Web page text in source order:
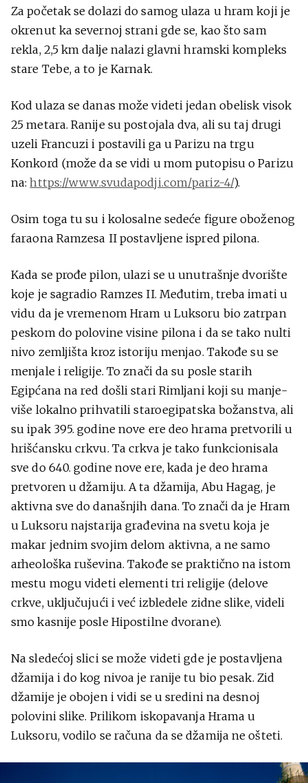
Za početak se dolazi do samog ulaza u hram koji je
okrenut ka severnoj strani gde se, kao što sam
rekla, 2,5 km dalje nalazi glavni hramski kompleks
stare Tebe, a to je Karnak.
Kod ulaza se danas može videti jedan obelisk visok
25 metara. Ranije su postojala dva, ali su taj drugi
uzeli Francuzi i postavili ga u Parizu na trgu
Konkord (može da se vidi u mom putopisu o Parizu
na:https://www.svudapodji.com/pariz-4/).
Osim toga tu su i kolosalne sedeće figure oboženog
faraona Ramzesa II postavljene ispred pilona.
Kada se prođe pilon, ulazi se u unutrašnje dvorište
koje je sagradio Ramzes II. Međutim, treba imati u
vidu da je vremenom Hram u Luksoru bio zatrpan
peskom do polovine visine pilona i da se tako nulti
nivo zemljišta kroz istoriju menjao. Takođe su se
menjale i religije. To znači da su posle starih
Egipćana na red došli stari Rimljani koji su manje-
više lokalno prihvatili staroegipatska božanstva, ali
su ipak 395. godine nove ere deo hrama pretvorili u
hrišćansku crkvu. Ta crkva je tako funkcionisala
sve do 640. godine nove ere, kada je deo hrama
pretvoren u džamiju. A ta džamija, Abu Hagag, je
aktivna sve do današnjih dana. To znači da je Hram
u Luksoru najstarija građevina na svetu koja je
makar jednim svojim delom aktivna, a ne samo
arheološka ruševina. Takođe se praktično na istom
mestu mogu videti elementi tri religije (delove
crkve, uključujući i već izbledele zidne slike, videli
smo kasnije posle Hipostilne dvorane).
Na sledećoj slici se može videti gde je postavljena
džamija i do kog nivoa je ranije tu bio pesak. Zid
džamije je obojen i vidi se u sredini na desnoj
polovini slike. Prilikom iskopavanja Hrama u
Luksoru, vodilo se računa da se džamija ne ošteti.